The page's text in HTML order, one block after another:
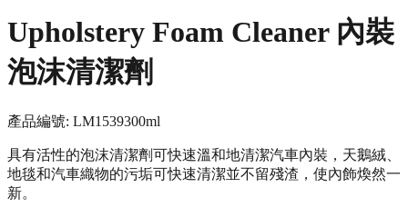
Upholstery Foam Cleaner 內裝
泡沫清潔劑
產品編號: LM1539300ml
具有活性的泡沫清潔劑可快速溫和地清潔汽車內裝，天鵝絨、
地毯和汽車織物的污垢可快速清潔並不留殘渣，使內飾煥然一
新。